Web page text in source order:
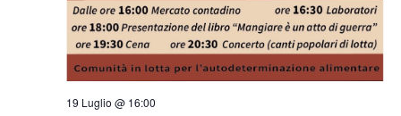
19 Luglio @ 16:00